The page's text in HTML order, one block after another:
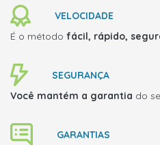
VELOCIDADE
É o método fácil, rápido,
SEGURANÇA
Você mantém a garantia do
GARANTIAS